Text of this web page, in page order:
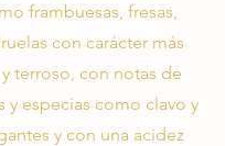
frambuesas, fresas,
con carácter más
terroso, con notas de
y especias como clavo y
y con una acidez